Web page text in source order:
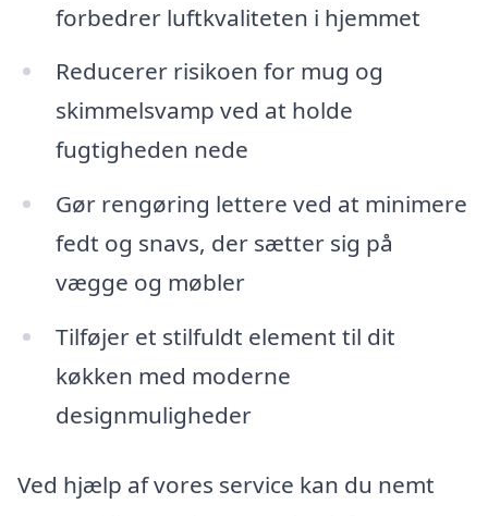
forbedrer luftkvaliteten i hjemmet
Reducerer risikoen for mug og
skimmelsvamp ved at holde
fugtigheden nede
Gør rengøring lettere ved at minimere
fedt og snavs, der sætter sig på
vægge og møbler
Tilføjer et stilfuldt element til dit
køkken med moderne
designmuligheder
Ved hjælp af vores service kan du nemt